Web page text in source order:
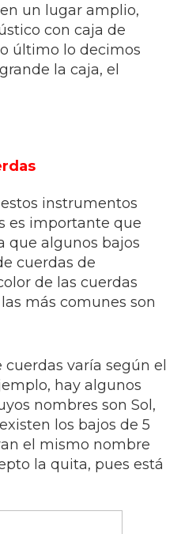
un lugar amplio,
con caja de
último lo decimos
la caja, el
instrumentos
es importante que
que algunos bajos
cuerdas de
de las cuerdas
más comunes son
varía según el
hay algunos
nombres son Sol,
los bajos de 5
el mismo nombre
la quita, pues está